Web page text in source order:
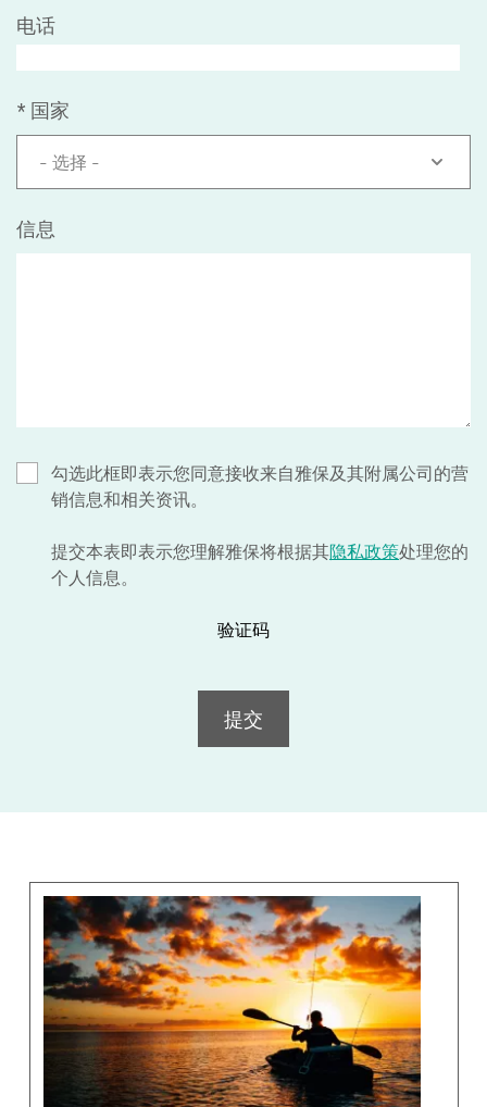
电话
* 国家
- 选择 -
信息
勾选此框即表示您同意接收来自雅保及其附属公司的营
销信息和相关资讯。
提交本表即表示您理解雅保将根据其隐私政策处理您的
个人信息。
验证码
提交